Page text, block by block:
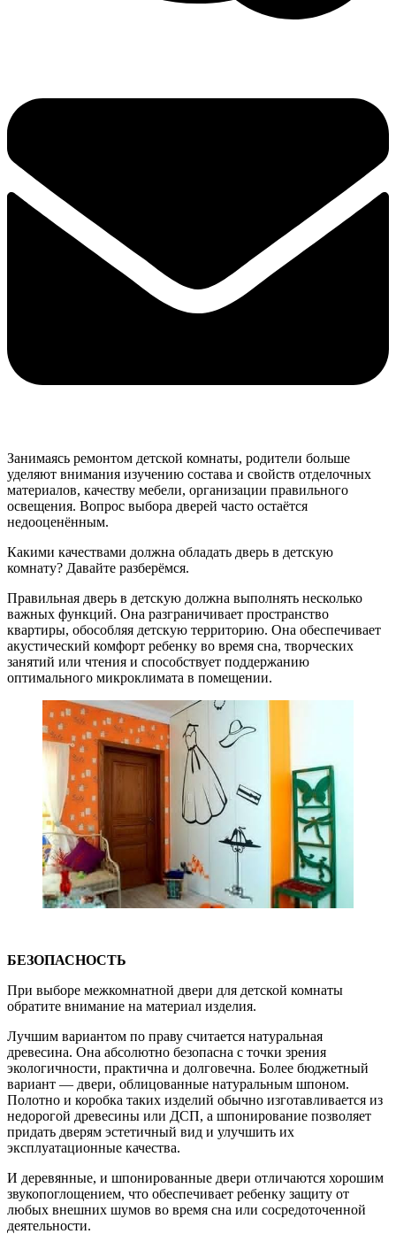
Занимаясь ремонтом детской комнаты, родители больше
уделяют внимания изучению состава и свойств отделочных
материалов, качеству мебели, организации правильного
освещения. Вопрос выбора дверей часто остаётся
недооценённым.
Какими качествами должна обладать дверь в детскую
комнату? Давайте разберёмся.
Правильная дверь в детскую должна выполнять несколько
важных функций. Она разграничивает пространство
квартиры, обособляя детскую территорию. Она обеспечивает
акустический комфорт ребенку во время сна, творческих
занятий или чтения и способствует поддержанию
оптимального микроклимата в помещении.
БЕЗОПАСНОСТЬ
При выборе межкомнатной двери для детской комнаты
обратите внимание на материал изделия.
Лучшим вариантом по праву считается натуральная
древесина. Она абсолютно безопасна с точки зрения
экологичности, практична и долговечна. Более бюджетный
вариант — двери, облицованные натуральным шпоном.
Полотно и коробка таких изделий обычно изготавливается из
недорогой древесины или ДСП, а шпонирование позволяет
придать дверям эстетичный вид и улучшить их
эксплуатационные качества.
И деревянные, и шпонированные двери отличаются хорошим
звукопоглощением, что обеспечивает ребенку защиту от
любых внешних шумов во время сна или сосредоточенной
деятельности.